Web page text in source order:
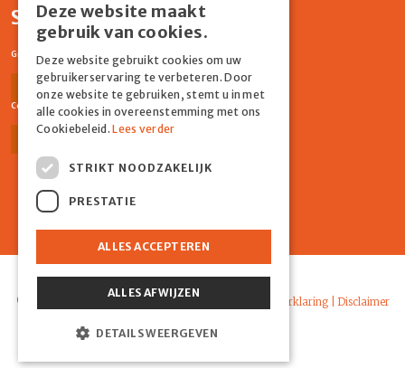
Social media
Graydon Events
Facebook Instagram
Comiq
© 2026 Graydon | Algemene voorwaarden Privacyverklaring| Disclaimer
Powered by Marker Media
Deze website maakt
gebruik van cookies.
Deze website gebruikt cookies om uw
gebruikerservaring te verbeteren. Door
onze website te gebruiken, stemt u in met
alle cookies in overeenstemming met ons
Cookiebeleid.Lees verder
STRIKT NOODZAKELIJK
PRESTATIE
ALLES ACCEPTEREN
ALLES AFWIJZEN
DETAILS WEERGEVEN